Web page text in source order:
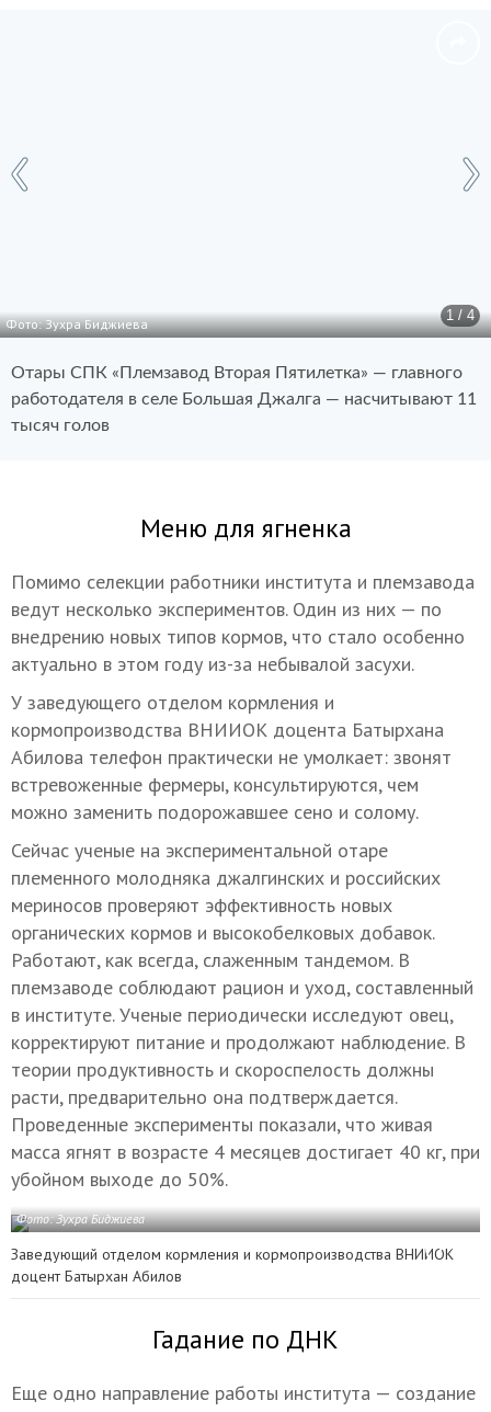
1 / 4
Фото: Зухра Биджиева
Отары СПК «Племзавод Вторая Пятилетка» — главного
работодателя в селе Большая Джалга — насчитывают 11
тысяч голов
Меню для ягненка
Помимо селекции работники института и племзавода
ведут несколько экспериментов. Один из них — по
внедрению новых типов кормов, что стало особенно
актуально в этом году из-за небывалой засухи.
У заведующего отделом кормления и
кормопроизводства ВНИИОК доцента Батырхана
Абилова телефон практически не умолкает: звонят
встревоженные фермеры, консультируются, чем
можно заменить подорожавшее сено и солому.
Сейчас ученые на экспериментальной отаре
племенного молодняка джалгинских и российских
мериносов проверяют эффективность новых
органических кормов и высокобелковых добавок.
Работают, как всегда, слаженным тандемом. В
племзаводе соблюдают рацион и уход, составленный
в институте. Ученые периодически исследуют овец,
корректируют питание и продолжают наблюдение. В
теории продуктивность и скороспелость должны
расти, предварительно она подтверждается.
Проведенные эксперименты показали, что живая
масса ягнят в возрасте 4 месяцев достигает 40 кг, при
убойном выходе до 50%.
Фото: Зухра Биджиева
Заведующий отделом кормления и кормопроизводства ВНИИОК
доцент Батырхан Абилов
Гадание по ДНК
Еще одно направление работы института — создание